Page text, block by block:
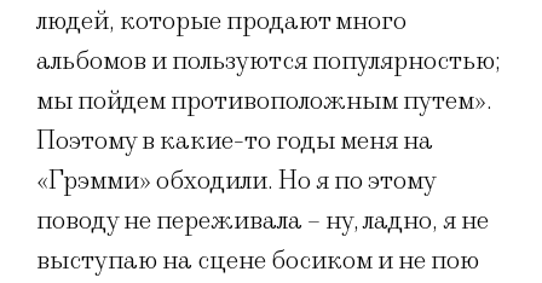
людей, которые продают много
альбомов и пользуются популярностью;
мы пойдем противоположным путем».
Поэтому в какие-то годы меня на
«Грэмми» обходили. Но я по этому
поводу не переживала – ну, ладно, я не
выступаю на сцене босиком и не пою